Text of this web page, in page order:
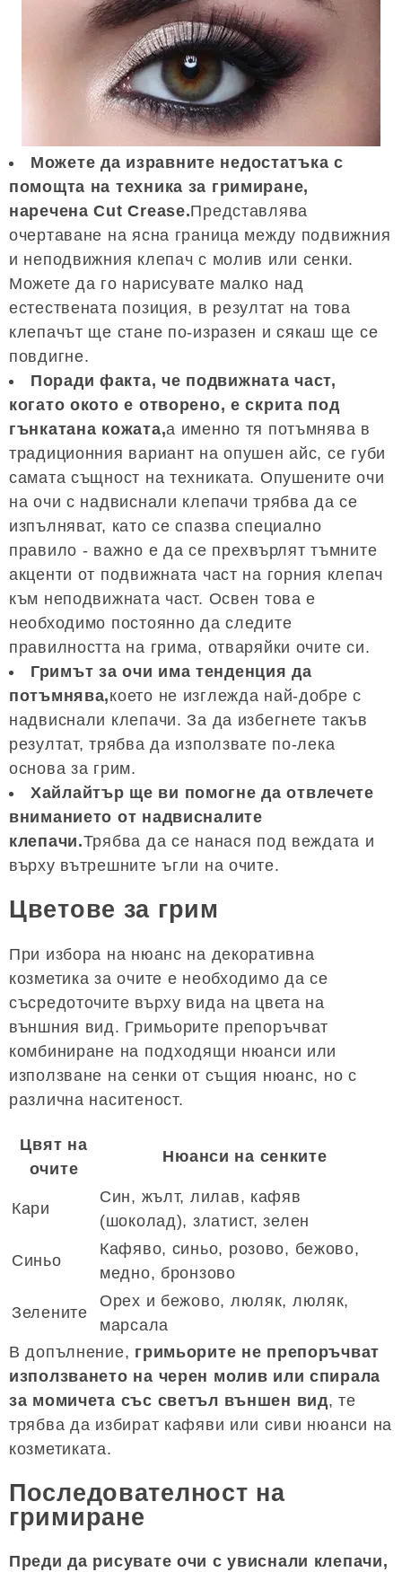
Можете да изравните недостатъка с
помощта на техника за гримиране,
наречена Cut Crease.Представлява
очертаване на ясна граница между подвижния
и неподвижния клепач с молив или сенки.
Можете да го нарисувате малко над
естествената позиция, в резултат на това
клепачът ще стане по-изразен и сякаш ще се
повдигне.
Поради факта, че подвижната част,
когато окото е отворено, е скрита под
гънкатана кожата,а именно тя потъмнява в
традиционния вариант на опушен айс, се губи
самата същност на техниката. Опушените очи
на очи с надвиснали клепачи трябва да се
изпълняват, като се спазва специално
правило - важно е да се прехвърлят тъмните
акценти от подвижната част на горния клепач
към неподвижната част. Освен това е
необходимо постоянно да следите
правилността на грима, отваряйки очите си.
Гримът за очи има тенденция да
потъмнява,което не изглежда най-добре с
надвиснали клепачи. За да избегнете такъв
резултат, трябва да използвате по-лека
основа за грим.
Хайлайтър ще ви помогне да отвлечете
вниманието от надвисналите
клепачи.Трябва да се нанася под веждата и
върху вътрешните ъгли на очите.
Цветове за грим
При избора на нюанс на декоративна
козметика за очите е необходимо да се
съсредоточите върху вида на цвета на
външния вид. Гримьорите препоръчват
комбиниране на подходящи нюанси или
използване на сенки от същия нюанс, но с
различна наситеност.
Цвят на
очите
Нюанси на сенките
Кари
Син, жълт, лилав, кафяв
(шоколад), златист, зелен
Синьо
Кафяво, синьо, розово, бежово,
медно, бронзово
Зелените
Орех и бежово, люляк, люляк,
марсала
В допълнение, гримьорите не препоръчват
използването на черен молив или спирала
за момичета със светъл външен вид, те
трябва да избират кафяви или сиви нюанси на
козметиката.
Последователност на
гримиране
Преди да рисувате очи с увиснали клепачи,